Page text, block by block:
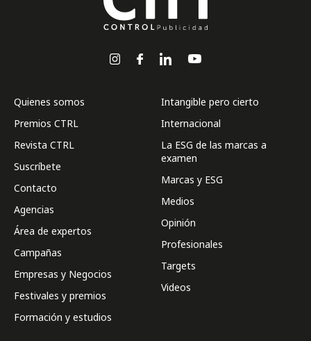
Quienes somos
Premios CTRL
Revista CTRL
Suscríbete
Contacto
Agencias
Área de expertos
Campañas
Empresas y Negocios
Festivales y premios
Formación y estudios
Intangible pero cierto
Internacional
La ESG de las marcas a
examen
Marcas y ESG
Medios
Opinión
Profesionales
Targets
Videos